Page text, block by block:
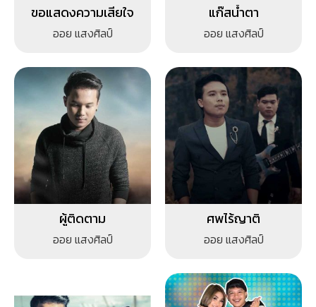
ขอแสดงความเสียใจ
ออย แสงศิลป์
แก๊สน้ำตา
ออย แสงศิลป์
ผู้ติดตาม
ออย แสงศิลป์
ศพไร้ญาติ
ออย แสงศิลป์